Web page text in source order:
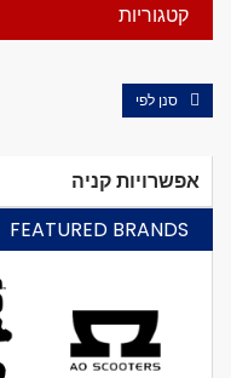
קטגוריות
סנן לפי
אפשרויות קניה
FEATURED BRANDS